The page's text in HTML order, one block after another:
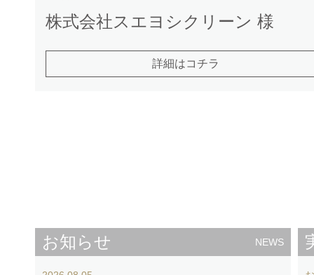
株式会社スエヨシクリーン 様
詳細はコチラ
お知らせ NEWS